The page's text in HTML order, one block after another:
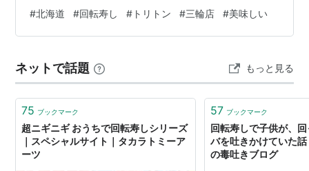
サイドメニューも頼んだりして 飽きないわ いつ行っても
混んでるから 並ばなくちゃなんだけど いつ行ってもと言
ころには駐車場もガラガラ 北海道は車移動だから ちょっ
と行こうかって感じで行けるのがいい 都内にもトリトン
…
#北海道 #回転寿し # トリトン #三輪店 #美味しい
ネットで話題 もっと見る
75 ブックマーク
超ニギニギ おうちで回転寿しシリーズ
｜スペシャルサイト｜タカラトミーア
ーツ
57 ブックマーク
回転寿しで子供が、
バを吐きかけていた
の毒吐きブログ